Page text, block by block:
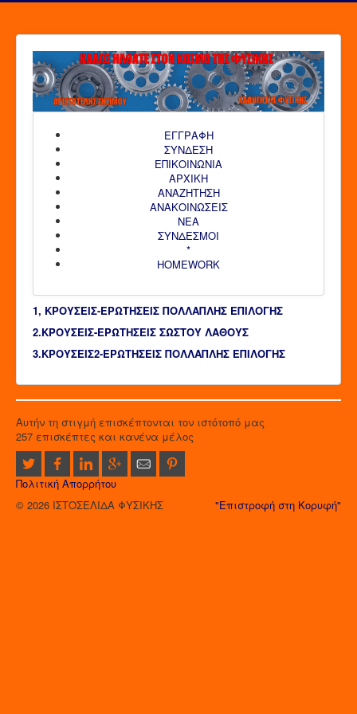
ΕΓΓΡΑΦΗ
ΣΥΝΔΕΣΗ
ΕΠΙΚΟΙΝΩΝΙΑ
ΑΡΧΙΚΗ
AΝΑΖΗΤΗΣΗ
ΑΝΑΚΟΙΝΩΣΕΙΣ
ΝΕΑ
ΣΥΝΔΕΣΜΟΙ
*
HOMEWORK
1, ΚΡΟΥΣΕΙΣ-ΕΡΩΤΗΣΕΙΣ ΠΟΛΛΑΠΛΗΣ ΕΠΙΛΟΓΗΣ
2.ΚΡΟΥΣΕΙΣ-ΕΡΩΤΗΣΕΙΣ ΣΩΣΤΟΥ ΛΑΘΟΥΣ
3.ΚΡΟΥΣΕΙΣ2-ΕΡΩΤΗΣΕΙΣ ΠΟΛΛΑΠΛΗΣ ΕΠΙΛΟΓΗΣ
Αυτήν τη στιγμή επισκέπτονται τον ιστότοπό μας
257 επισκέπτες και κανένα μέλος
Πολιτική Απορρήτου
"Επιστροφή στη Κορυφή"
© 2026 ΙΣΤΟΣΕΛΙΔΑ ΦΥΣΙΚΗΣ